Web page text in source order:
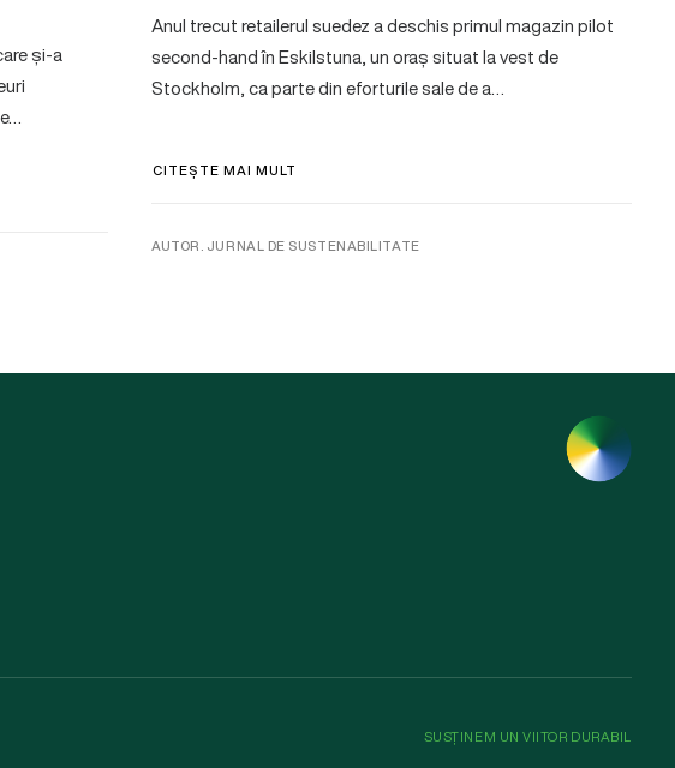
și-a
Anul trecut retailerul suedez a deschis primul magazin pilot
second-hand în Eskilstuna, un oraș situat la vest de
Stockholm, ca parte din eforturile sale de a…
CITEȘTE MAI MULT
AUTOR. JURNAL DE SUSTENABILITATE
SUSȚINEM UN VIITOR DURABIL